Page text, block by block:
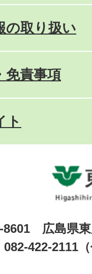
の取り扱い
免責事項
ト
8601 広島県
422-2111（